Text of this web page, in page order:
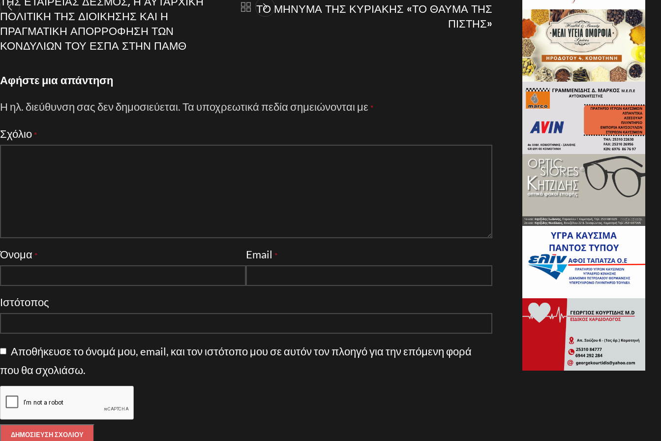
ΠΟΛΙΤΙΚΗ ΤΗΣ ΔΙΟΙΚΗΣΗΣ ΚΑΙ Η
ΠΡΑΓΜΑΤΙΚΗ ΑΠΟΡΡΟΦΗΣΗ ΤΩΝ
ΚΟΝΔΥΛΙΩΝ ΤΟΥ ΕΣΠΑ ΣΤΗΝ ΠΑΜΘ
ΤΟ ΜΗΝΥΜΑ ΤΗΣ ΚΥΡΙΑΚΗΣ «ΤΟ ΘΑΥΜΑ ΤΗΣ
ΠΙΣΤΗΣ»
Αφήστε μια απάντηση
Η ηλ. διεύθυνση σας δεν δημοσιεύεται.Τα υποχρεωτικά πεδία σημειώνονται με *
Σχόλιο *
Όνομα * Email *
Ιστότοπος
Αποθήκευσε το όνομά μου, email, και τον ιστότοπο μου σε αυτόν τον πλοηγό για την επόμενη φορά
που θα σχολιάσω.